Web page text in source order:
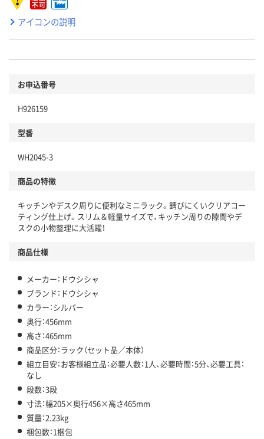
アイコンの説明
お申込番号
H926159
型番
WH2045-3
商品の特徴
キッチンやデスク周りに便利なミニラック。錆びにくいクリアコー
ティング仕上げ。スリム＆軽量サイズで、キッチン周りの隙間やデ
スクの小物整理に大活躍！
商品仕様
メーカー：ドウシシャ
ブランド：ドウシシャ
カラー：シルバー
奥行：456mm
高さ：465mm
商品区分：ラック（セット品／本体）
組立目安：お客様組立品：必要人数：1人、必要時間：5分、必要工具：
なし
段数：3段
寸法：幅205×奥行456×高さ465mm
質量：2.23kg
梱包数：1梱包